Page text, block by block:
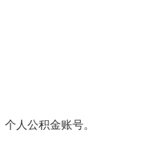
人公积金账号。